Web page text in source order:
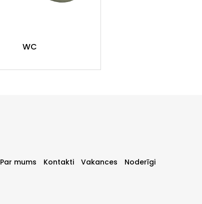
WC
Par mums Kontakti Vakances Noderīgi